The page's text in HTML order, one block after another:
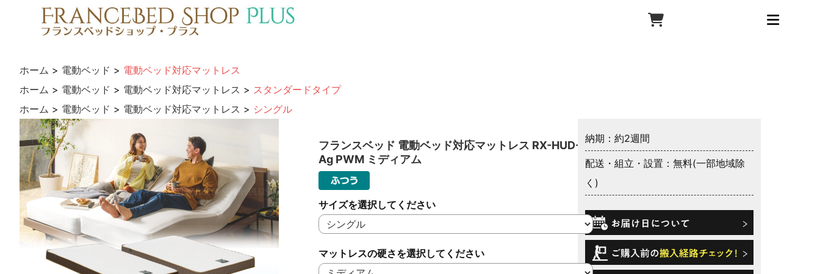
ホーム > 電動ベッド > 電動ベッド対応マットレス
ホーム > 電動ベッド > 電動ベッド対応マットレス > スタンダードタイプ
ホーム > 電動ベッド > 電動ベッド対応マットレス > シングル
フランスベッド 電動ベッド対応マットレス RX-HUD-
Ag PWM ミディアム
サイズを選択してください
マットレスの硬さを選択してください
納期：約2週間
配送・組立・設置：無料(一部地域除
く)